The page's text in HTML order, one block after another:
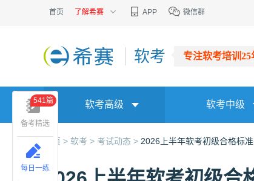
首页 了解希赛 APP 微信群
软考 专注软考培训25
软考高级 软考中级
首页 > 软考 > 考试动态 > 2026上半年软考初级合格标
备考精选
541篇
每日一练